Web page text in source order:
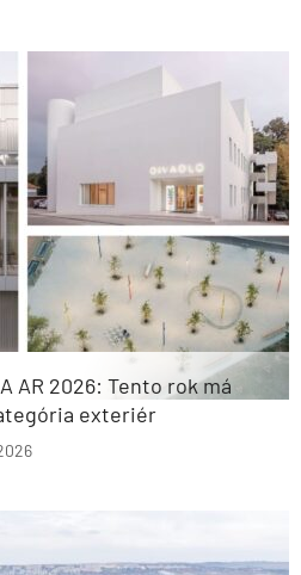
AR 2026: Tento rok má
exteriér